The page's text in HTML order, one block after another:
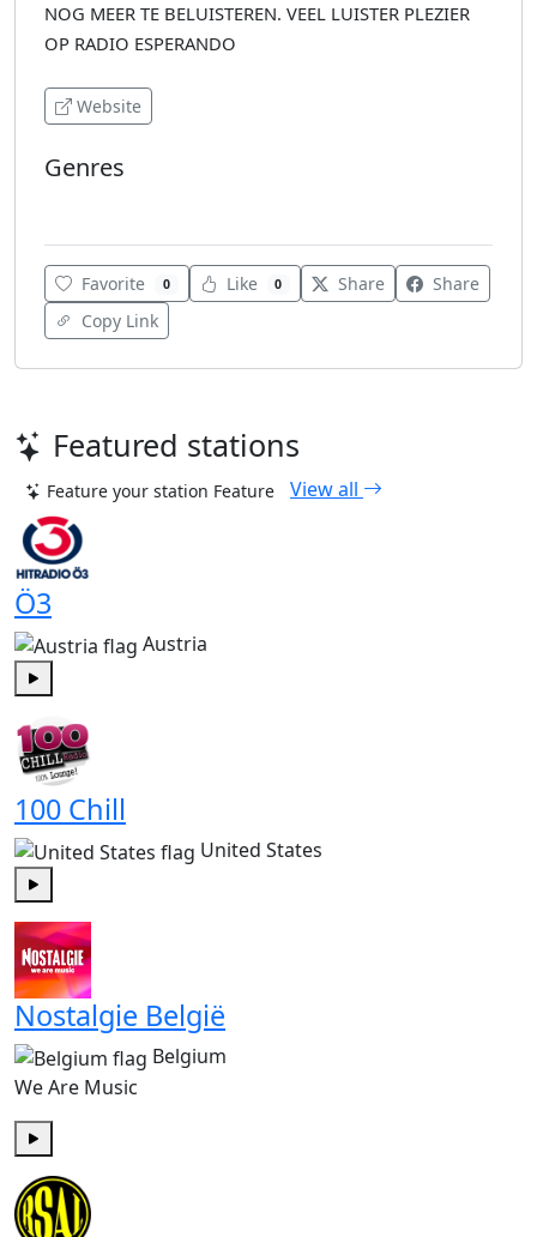
NOG MEER TE BELUISTEREN. VEEL LUISTER PLEZIER
OP RADIO ESPERANDO
Website
Genres
Favorite 0 Like 0 Share
Share
Copy Link
Featured stations
Feature your station Feature View all
Ö3
Austria
100 Chill
United States
Nostalgie België
Belgium
We Are Music
Play